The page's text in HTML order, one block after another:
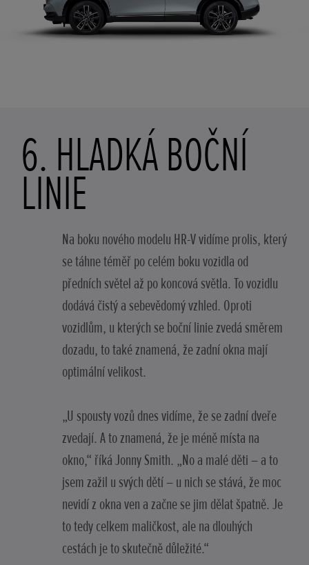
6. HLADKÁ BOČNÍ
LINIE
Na boku nového modelu HR-V vidíme prolis, který
se táhne téměř po celém boku vozidla od
předních světel až po koncová světla. To vozidlu
dodává čistý a sebevědomý vzhled. Oproti
vozidlům, u kterých se boční linie zvedá směrem
dozadu, to také znamená, že zadní okna mají
optimální velikost.
„U spousty vozů dnes vidíme, že se zadní dveře
zvedají. A to znamená, že je méně místa na
okno,“ říká Jonny Smith. „No a malé děti – a to
jsem zažil u svých dětí – u nich se stává, že moc
nevidí z okna ven a začne se jim dělat špatně. Je
to tedy celkem maličkost, ale na dlouhých
cestách je to skutečně důležité.“